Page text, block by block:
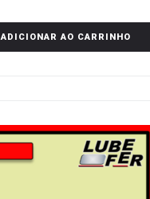
ADICIONAR AO CARRINHO